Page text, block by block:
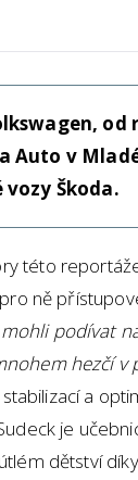
od
Auto v
Škoda.
této
ně
podívat
hezčí v
a
je
dětství